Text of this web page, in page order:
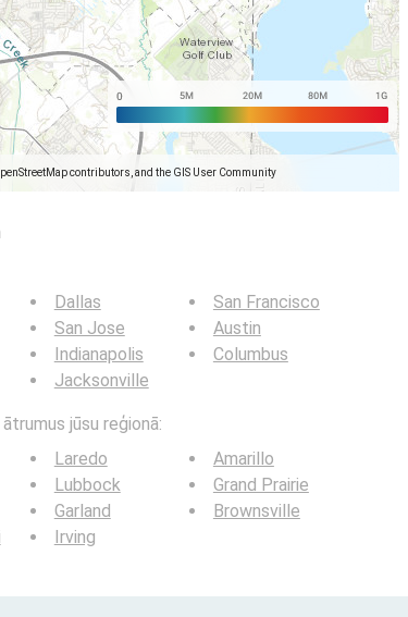
contributors, and the GIS User Community
Dallas
San Jose
Indianapolis
Jacksonville
San Francisco
Austin
Columbus
jūsu reģionā:
Laredo
Lubbock
Garland
Irving
Amarillo
Grand Prairie
Brownsville